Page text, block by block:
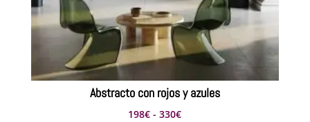
Abstracto con rojos y azules
198€ - 330€Rango